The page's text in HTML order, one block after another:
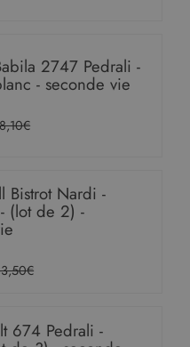
2747 Pedrali -
- seconde vie
Bistrot Nardi -
(lot de 2) -
674 Pedrali -